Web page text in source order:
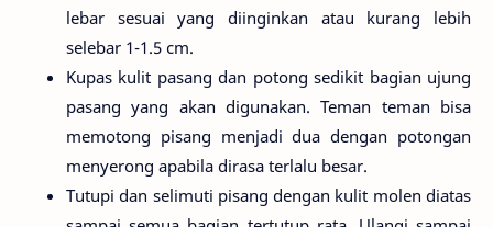
lebar sesuai yang diinginkan atau kurang lebih
selebar 1-1.5 cm.
Kupas kulit pasang dan potong sedikit bagian ujung
pasang yang akan digunakan. Teman teman bisa
memotong pisang menjadi dua dengan potongan
menyerong apabila dirasa terlalu besar.
Tutupi dan selimuti pisang dengan kulit molen diatas